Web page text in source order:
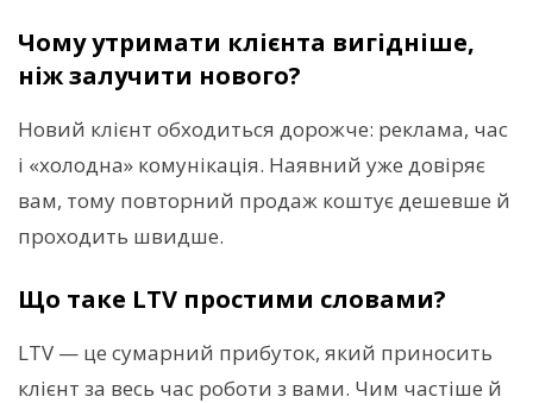
Чому утримати клієнта вигідніше,
ніж залучити нового?
Новий клієнт обходиться дорожче: реклама, час
і «холодна» комунікація. Наявний уже довіряє
вам, тому повторний продаж коштує дешевше й
проходить швидше.
Що таке LTV простими словами?
LTV — це сумарний прибуток, який приносить
клієнт за весь час роботи з вами. Чим частіше й